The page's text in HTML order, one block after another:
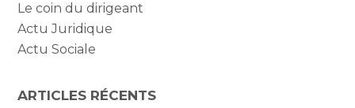
Le coin du dirigeant
Actu Juridique
Actu Sociale
ARTICLES RÉCENTS